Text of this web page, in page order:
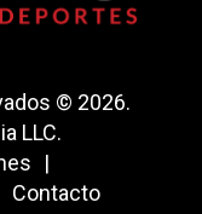
© 2026.
LLC.
Contacto